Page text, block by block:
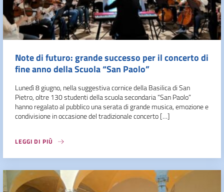
Note di futuro: grande successo per il concerto di
fine anno della Scuola “San Paolo”
Lunedì 8 giugno, nella suggestiva cornice della Basilica di San
Pietro, oltre 130 studenti della scuola secondaria “San Paolo”
hanno regalato al pubblico una serata di grande musica, emozione e
condivisione in occasione del tradizionale concerto […]
LEGGI DI PIÙ